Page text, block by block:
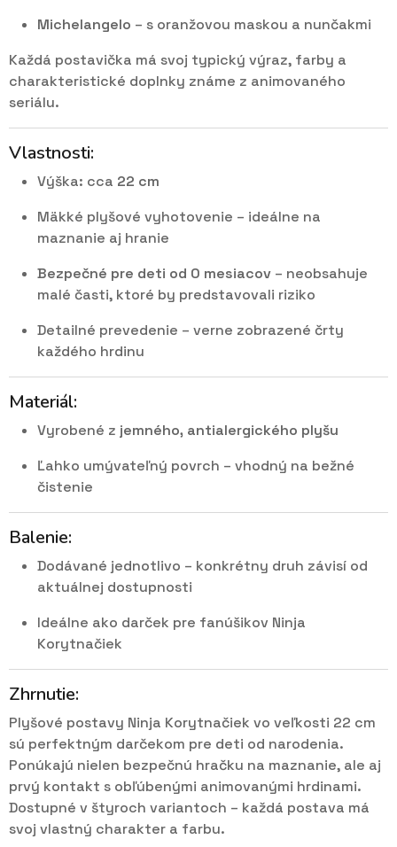
Michelangelo – s oranžovou maskou a nunčakmi
Každá postavička má svoj typický výraz, farby a
charakteristické doplnky známe z animovaného
seriálu.
Vlastnosti:
Výška: cca 22 cm
Mäkké plyšové vyhotovenie – ideálne na
maznanie aj hranie
Bezpečné pre deti od 0 mesiacov – neobsahuje
malé časti, ktoré by predstavovali riziko
Detailné prevedenie – verne zobrazené črty
každého hrdinu
Materiál:
Vyrobené z jemného, antialergického plyšu
Ľahko umývateľný povrch – vhodný na bežné
čistenie
Balenie:
Dodávané jednotlivo – konkrétny druh závisí od
aktuálnej dostupnosti
Ideálne ako darček pre fanúšikov Ninja
Korytnačiek
Zhrnutie:
Plyšové postavy Ninja Korytnačiek vo veľkosti 22 cm
sú perfektným darčekom pre deti od narodenia.
Ponúkajú nielen bezpečnú hračku na maznanie, ale aj
prvý kontakt s obľúbenými animovanými hrdinami.
Dostupné v štyroch variantoch – každá postava má
svoj vlastný charakter a farbu.